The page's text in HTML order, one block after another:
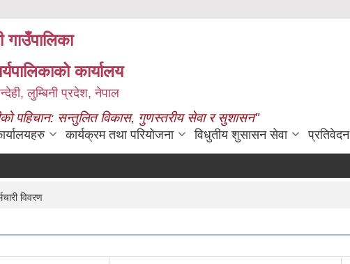
गाउँपालिका
कार्यालय
लुम्बिनी प्रदेश, नेपाल
पहिचान: सन्तुलित विकास, गुणस्तरीय सेवा र सुशासन"
कार्यक्रम तथा परियोजना विधुतीय शुसासन सेवा प्रतिवेदन
विवरण